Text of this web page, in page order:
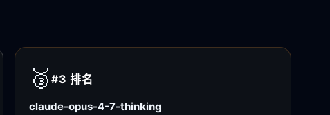
🥉 #3排名
claude-opus-4-7-thinking